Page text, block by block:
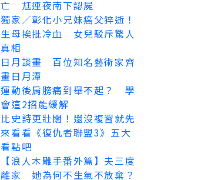
亡 尪連夜南下認屍
獨家／彰化小兄妹癌父猝逝！
生母挨批冷血 女兒駁斥驚人
真相
日月談畫 百位知名藝術家齊
畫日月潭
運動後肩膀痛到舉不起？ 學
會這2招能緩解
比史詩更壯闊！還沒複習就先
來看看《復仇者聯盟3》五大
看點吧
【浪人木雕手番外篇】夫三度
離家 她為何不生氣不放棄？